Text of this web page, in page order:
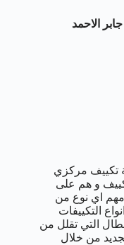
الاحمد
تكييف مركزي
و هم على
اي نوع من
التكييفات
التي تقلل من
من خلال